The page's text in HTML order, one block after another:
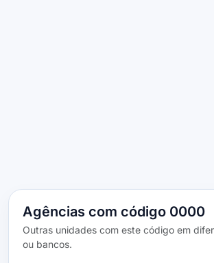
Agências com código 0000
Outras unidades com este código em
ou bancos.